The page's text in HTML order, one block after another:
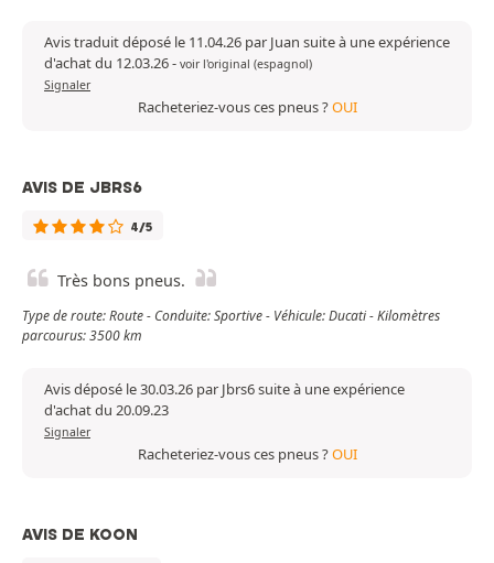
Avis traduit déposé le 11.04.26 par Juan suite à une expérience
d'achat du 12.03.26- voir l'original (espagnol)
Signaler
Racheteriez-vous ces pneus ?OUI
AVIS DE JBRS6
4/5
Très bons pneus.
Type de route: Route - Conduite: Sportive - Véhicule: Ducati - Kilomètres
parcourus: 3500 km
Avis déposé le 30.03.26 par Jbrs6 suite à une expérience
d'achat du 20.09.23
Signaler
Racheteriez-vous ces pneus ?OUI
AVIS DE KOON